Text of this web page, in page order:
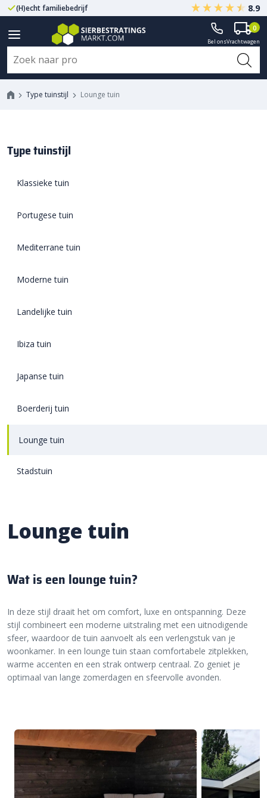
(H)echt familiebedrijf Gegarandeerd A-kwaliteit
8.9
Bel onsVrachtwagen
0
Type tuinstijl Lounge tuin
Type tuinstijl
Klassieke tuin
Portugese tuin
Mediterrane tuin
Moderne tuin
Landelijke tuin
Ibiza tuin
Japanse tuin
Boerderij tuin
Lounge tuin
Stadstuin
Lounge tuin
Wat is een lounge tuin?
In deze stijl draait het om comfort, luxe en ontspanning. Deze
stijl combineert een moderne uitstraling met een uitnodigende
sfeer, waardoor de tuin aanvoelt als een verlengstuk van je
woonkamer. In een lounge tuin staan comfortabele zitplekken,
warme accenten en een strak ontwerp centraal. Zo geniet je
optimaal van lange zomerdagen en sfeervolle avonden.